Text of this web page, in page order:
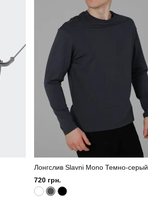
Лонгслив Slavni Mono Темно-серый
720 грн.